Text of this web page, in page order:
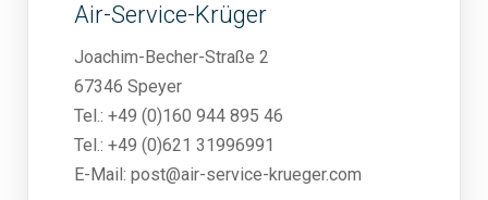
Air-Service-Krüger
Joachim-Becher-Straße 2
67346 Speyer
Tel.: +49 (0)160 944 895 46
Tel.: +49 (0)621 31996991
E-Mail: post@air-service-krueger.com